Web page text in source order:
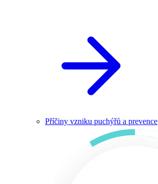
Příčiny vzniku puchýřů a prevence